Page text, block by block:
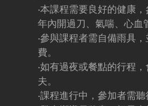
‧本課程需要良好的健康
年內開過刀、氣喘、心血
‧參與課程者需自備雨具
費。
‧如有過夜或餐點的行程
夫。
‧課程進行中，參加者需